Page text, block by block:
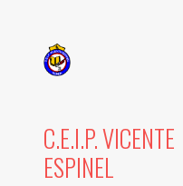
C.E.I.P. VICENTE
ESPINEL